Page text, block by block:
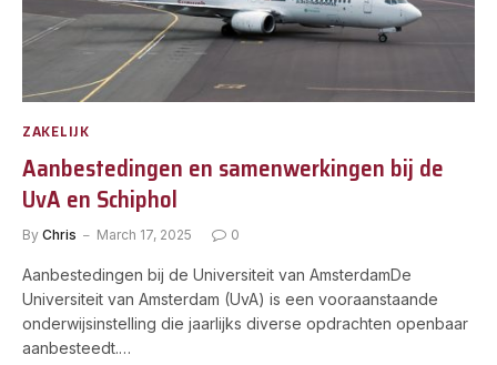
ZAKELIJK
Aanbestedingen en samenwerkingen bij de
UvA en Schiphol
By Chris March 17, 2025 0
Aanbestedingen bij de Universiteit van AmsterdamDe
Universiteit van Amsterdam (UvA) is een vooraanstaande
onderwijsinstelling die jaarlijks diverse opdrachten openbaar
aanbesteedt.…